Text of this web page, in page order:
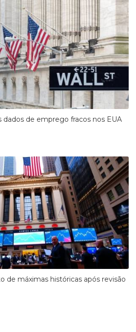
dados de emprego fracos nos EUA
de máximas históricas após revisão